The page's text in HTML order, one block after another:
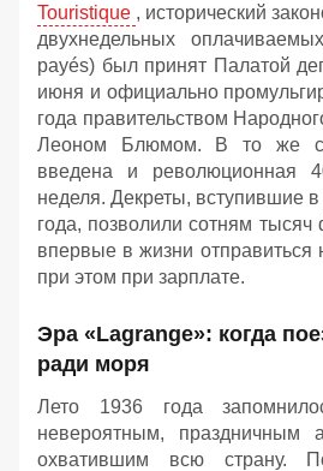
Touristique , исторический
двухнедельных
payés) был принят Палатой
июня и официально
года правительством
Леоном Блюмом. В то же
введена и революционная
неделя. Декреты, вступившие в
года, позволили сотням
впервые в жизни отправиться
при этом при зарплате.
Эра «Lagrange»: когда
ради моря
Лето 1936 года
невероятным, праздничным
охватившим всю страну.